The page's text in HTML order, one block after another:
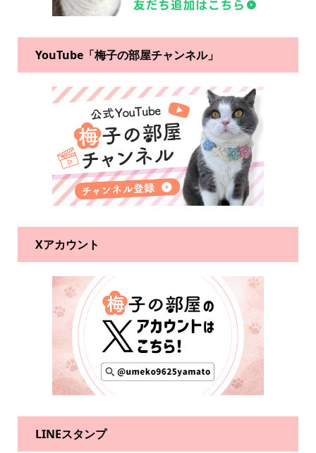
YouTube「梅子の部屋チャンネル」
Xアカウント
LINEスタンプ